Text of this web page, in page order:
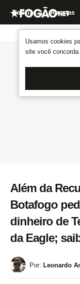
Usamos cookies
site você
Notícias Apostas
Além da
Botafogo
dinheiro de
da Eagle;
Por: Leonardo